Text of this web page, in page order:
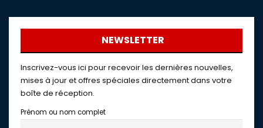
NEWSLETTER
Inscrivez-vous ici pour recevoir les dernières nouvelles,
mises à jour et offres spéciales directement dans votre
boîte de réception.
Prénom ou nom complet